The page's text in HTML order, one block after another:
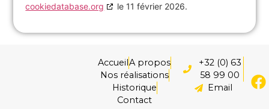
cookiedatabase.org
le 11 février 2026.
AccueilA propos
Nos réalisations
Historique
Contact
+32 (0) 63
58 99 00
Email